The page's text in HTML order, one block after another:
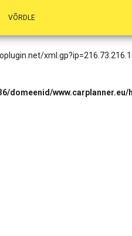
open stream: HTTP request
domeenid/
VÕRDLE